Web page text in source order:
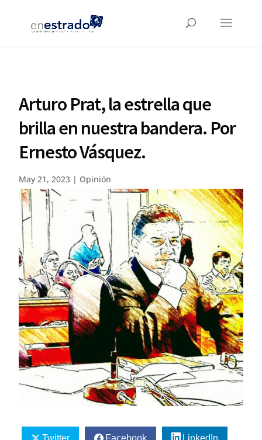
Arturo Prat, la estrella que
brilla en nuestra bandera. Por
Ernesto Vásquez.
May 21, 2023 | Opinión
Twitter Facebook LinkedIn